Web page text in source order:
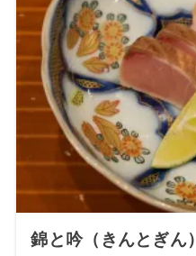
錦と吟（きんとぎん）